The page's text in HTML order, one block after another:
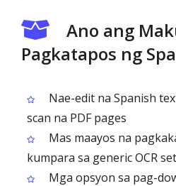
Ano ang
Pagkatapos ng
Nae-edit na Spanish
scan na PDF pages
Mas maayos na
kumpara sa generic OCR
Mga opsyon sa pag-